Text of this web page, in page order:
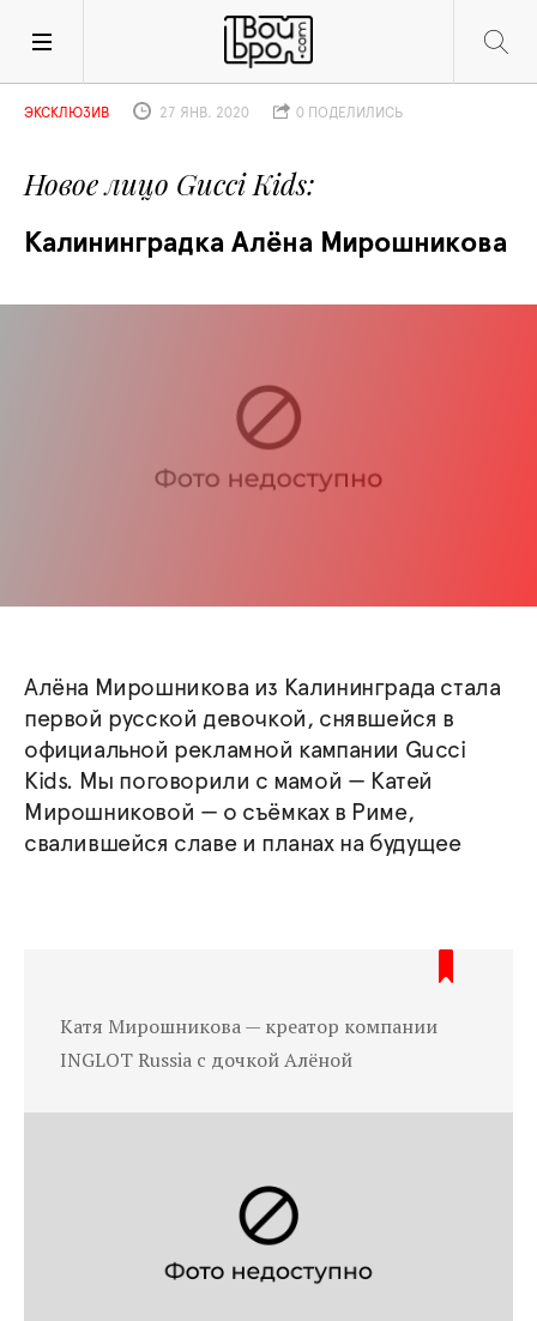
Новое лицо Gucci Kids
ЭКСКЛЮЗИВ 27 ЯНВ. 2020 0 ПОДЕЛИЛИСЬ
Алёна Мирошникова из Калининграда стала
первой русской девочкой, снявшейся в
официальной рекламной кампании Gucci
Kids. Мы поговорили с мамой — Катей
Мирошниковой — о съёмках в Риме,
свалившейся славе и планах на будущее
Катя Мирошникова — креатор компании
INGLOT Russia с дочкой Алёной